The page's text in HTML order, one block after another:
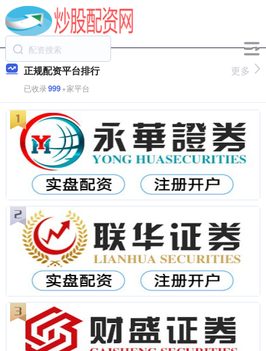
正规配资平台排行
已收录999+家平台
更多